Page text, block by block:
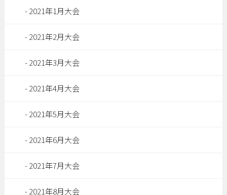
2021年1月大会
2021年2月大会
2021年3月大会
2021年4月大会
2021年5月大会
2021年6月大会
2021年7月大会
2021年8月大会